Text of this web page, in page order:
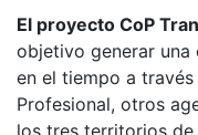
El proyecto CoP
objetivo generar una
en el tiempo a
Profesional, otros